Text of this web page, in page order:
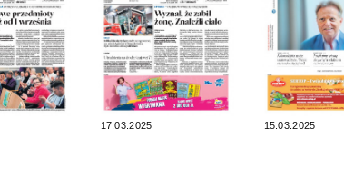
17.03.2025 15.03.2025